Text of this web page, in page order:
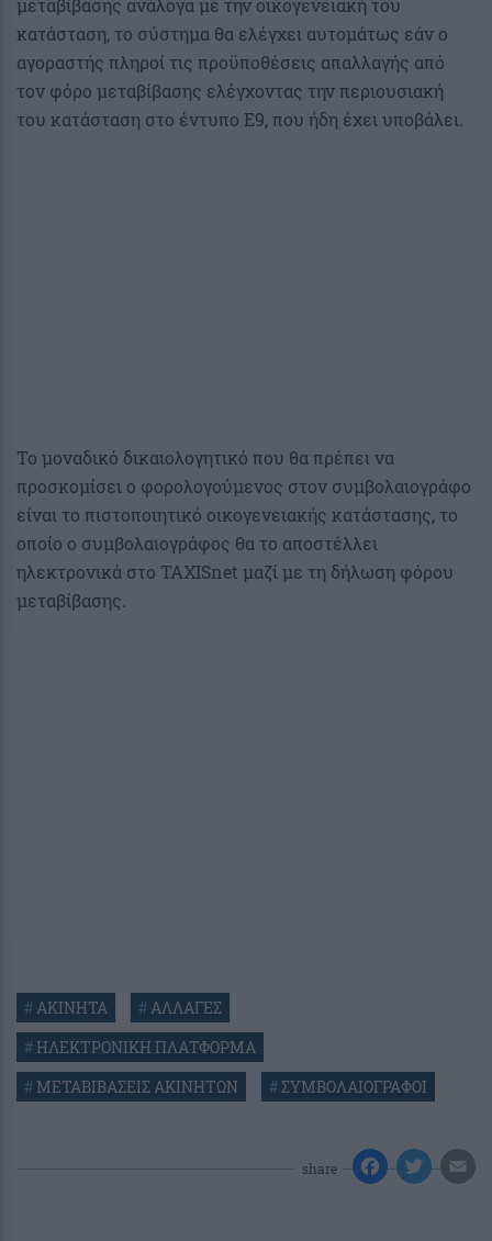
μεταβίβασης ανάλογα με την οικογενειακή του
κατάσταση, το σύστημα θα ελέγχει αυτομάτως εάν ο
αγοραστής πληροί τις προϋποθέσεις απαλλαγής από
τον φόρο μεταβίβασης ελέγχοντας την περιουσιακή
του κατάσταση στο έντυπο Ε9, που ήδη έχει υποβάλει.
Το μοναδικό δικαιολογητικό που θα πρέπει να
προσκομίσει ο φορολογούμενος στον συμβολαιογράφο
είναι το πιστοποιητικό οικογενειακής κατάστασης, το
οποίο ο συμβολαιογράφος θα το αποστέλλει
ηλεκτρονικά στο ΤΑΧΙSnet μαζί με τη δήλωση φόρου
μεταβίβασης.
#ΑΚΙΝΗΤΑ #ΑΛΛΑΓΕΣ
#ΗΛΕΚΤΡΟΝΙΚΗ ΠΛΑΤΦΟΡΜΑ
# ΜΕΤΑΒΙΒΑΣΕΙΣ ΑΚΙΝΗΤΩΝ #ΣΥΜΒΟΛΑΙΟΓΡΑΦΟΙ
share